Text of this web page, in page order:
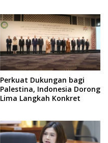
Perkuat Dukungan bagi
Palestina, Indonesia Dorong
Lima Langkah Konkret